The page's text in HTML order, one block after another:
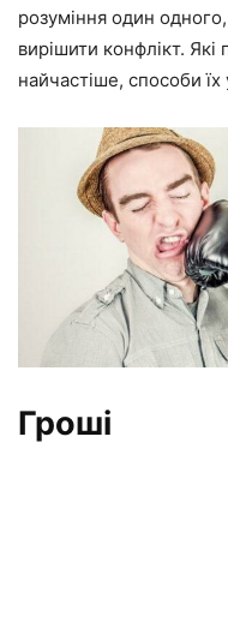
розуміння один
вирішити конфлікт.
найчастіше, способи їх
Гроші